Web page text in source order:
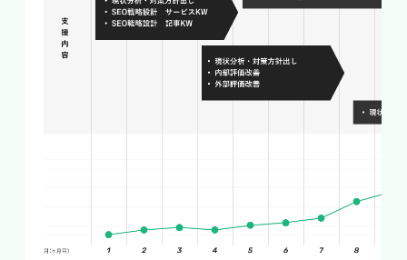
# 競争環境の変化と新たなニーズ
デジタル化が進む中、顧客の要求も多様化してお
り、従来のウェブサイト制作に加えて、モバイル